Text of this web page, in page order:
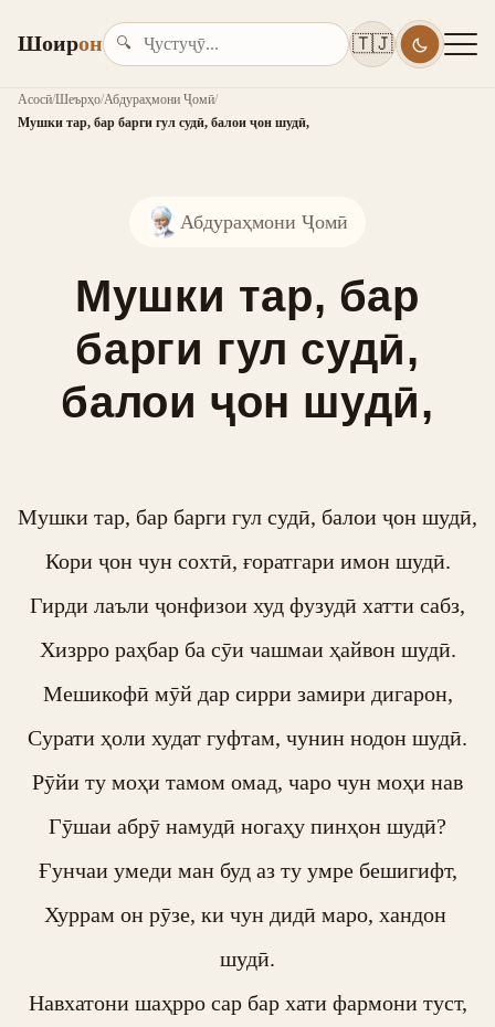
Шоирон 🔍 🇹🇯
Асосӣ/Шеърҳо/Абдураҳмони Ҷомӣ/
Мушки тар, бар барги гул судӣ, балои ҷон шудӣ,
Абдураҳмони Ҷомӣ
Мушки тар, бар
барги гул судӣ,
балои ҷон шудӣ,
Мушки тар, бар барги гул судӣ, балои ҷон шудӣ,
Кори ҷон чун сохтӣ, ғоратгари имон шудӣ.
Гирди лаъли ҷонфизои худ фузудӣ хатти сабз,
Хизрро раҳбар ба сӯи чашмаи ҳайвон шудӣ.
Мешикофӣ мӯй дар сирри замири дигарон,
Сурати ҳоли худат гуфтам, чунин нодон шудӣ.
Рӯйи ту моҳи тамом омад, чаро чун моҳи нав
Гӯшаи абрӯ намудӣ ногаҳу пинҳон шудӣ?
Ғунчаи умеди ман буд аз ту умре бешигифт,
Хуррам он рӯзе, ки чун дидӣ маро, хандон
шудӣ.
Навхатони шаҳрро сар бар хати фармони туст,